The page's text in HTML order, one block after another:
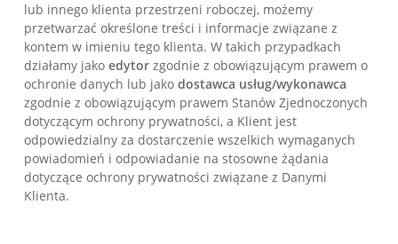
lub innego klienta przestrzeni roboczej, możemy
przetwarzać określone treści i informacje związane z
kontem w imieniu tego klienta. W takich przypadkach
działamy jako edytorzgodnie z obowiązującym prawem o
ochronie danych lub jako dostawca usług/wykonawca
zgodnie z obowiązującym prawem Stanów Zjednoczonych
dotyczącym ochrony prywatności, a Klient jest
odpowiedzialny za dostarczenie wszelkich wymaganych
powiadomień i odpowiadanie na stosowne żądania
dotyczące ochrony prywatności związane z Danymi
Klienta.